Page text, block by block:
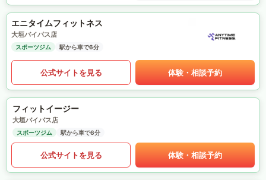
エニタイムフィットネス
大垣バイパス店
スポーツジム 駅から車で6分
公式サイトを見る 体験・相談予約
フィットイージー
大垣バイパス店
スポーツジム 駅から車で6分
公式サイトを見る 体験・相談予約